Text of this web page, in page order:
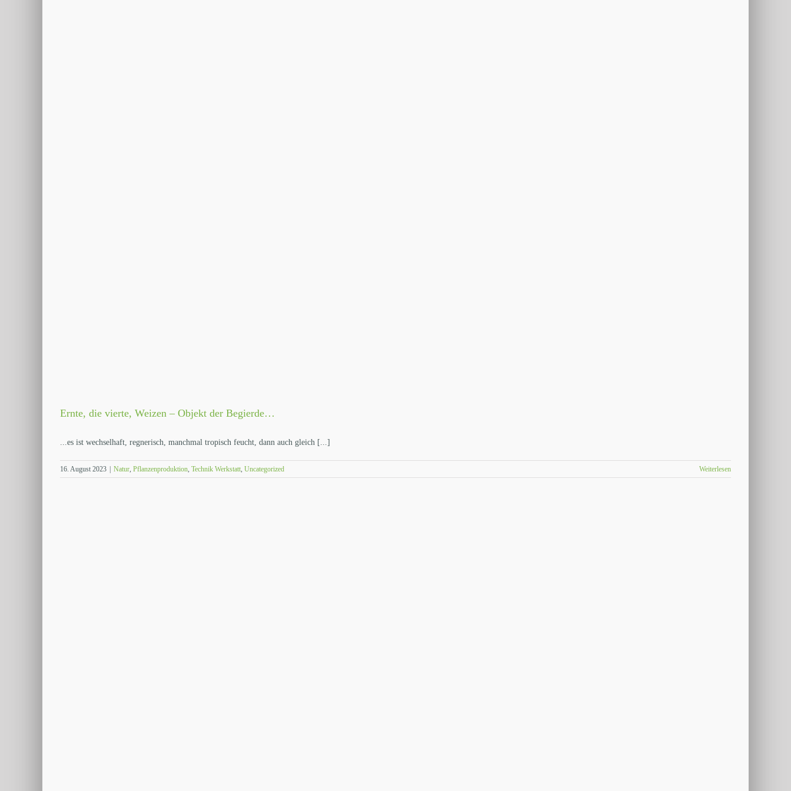
Ernte, die vierte, Weizen – Objekt der Begierde…
...es ist wechselhaft, regnerisch, manchmal tropisch feucht, dann auch gleich [...]
16. August 2023 | Natur Pflanzenproduktion Technik Werkstatt Uncategorized Weiterlesen